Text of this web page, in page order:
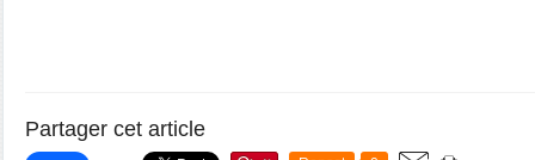
Partager cet article